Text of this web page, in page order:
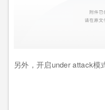
另外，开启under attack模